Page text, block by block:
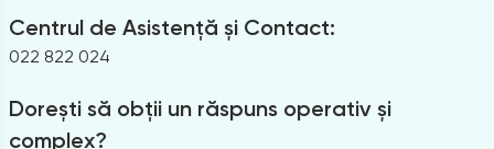
Centrul de Asistență și Contact:
022 822 024
Dorești să obții un răspuns operativ și
complex?